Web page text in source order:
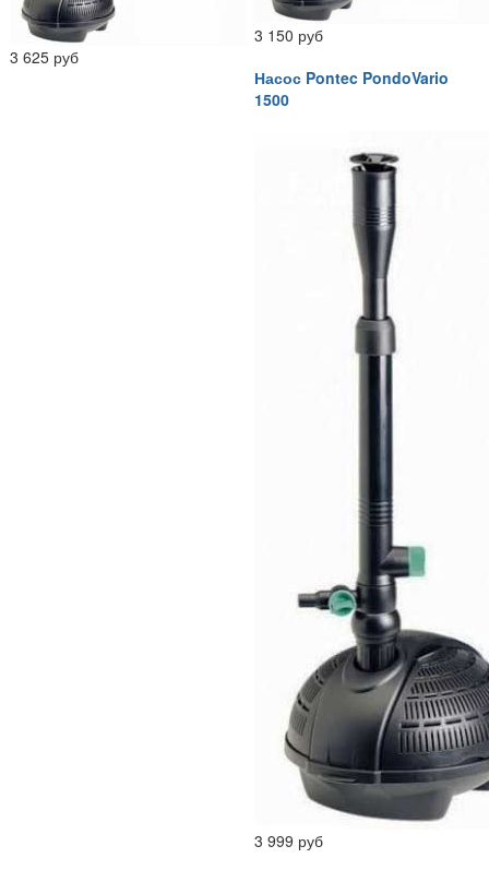
3 625 руб
3 150 руб
Насос Pontec PondoVario
1500
3 999 руб